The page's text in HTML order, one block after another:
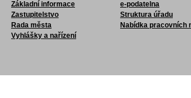
Základní informace
Zastupitelstvo
Rada města
Vyhlášky a nařízení
e-podatelna
Struktura úřadu
Nabídka pracovních